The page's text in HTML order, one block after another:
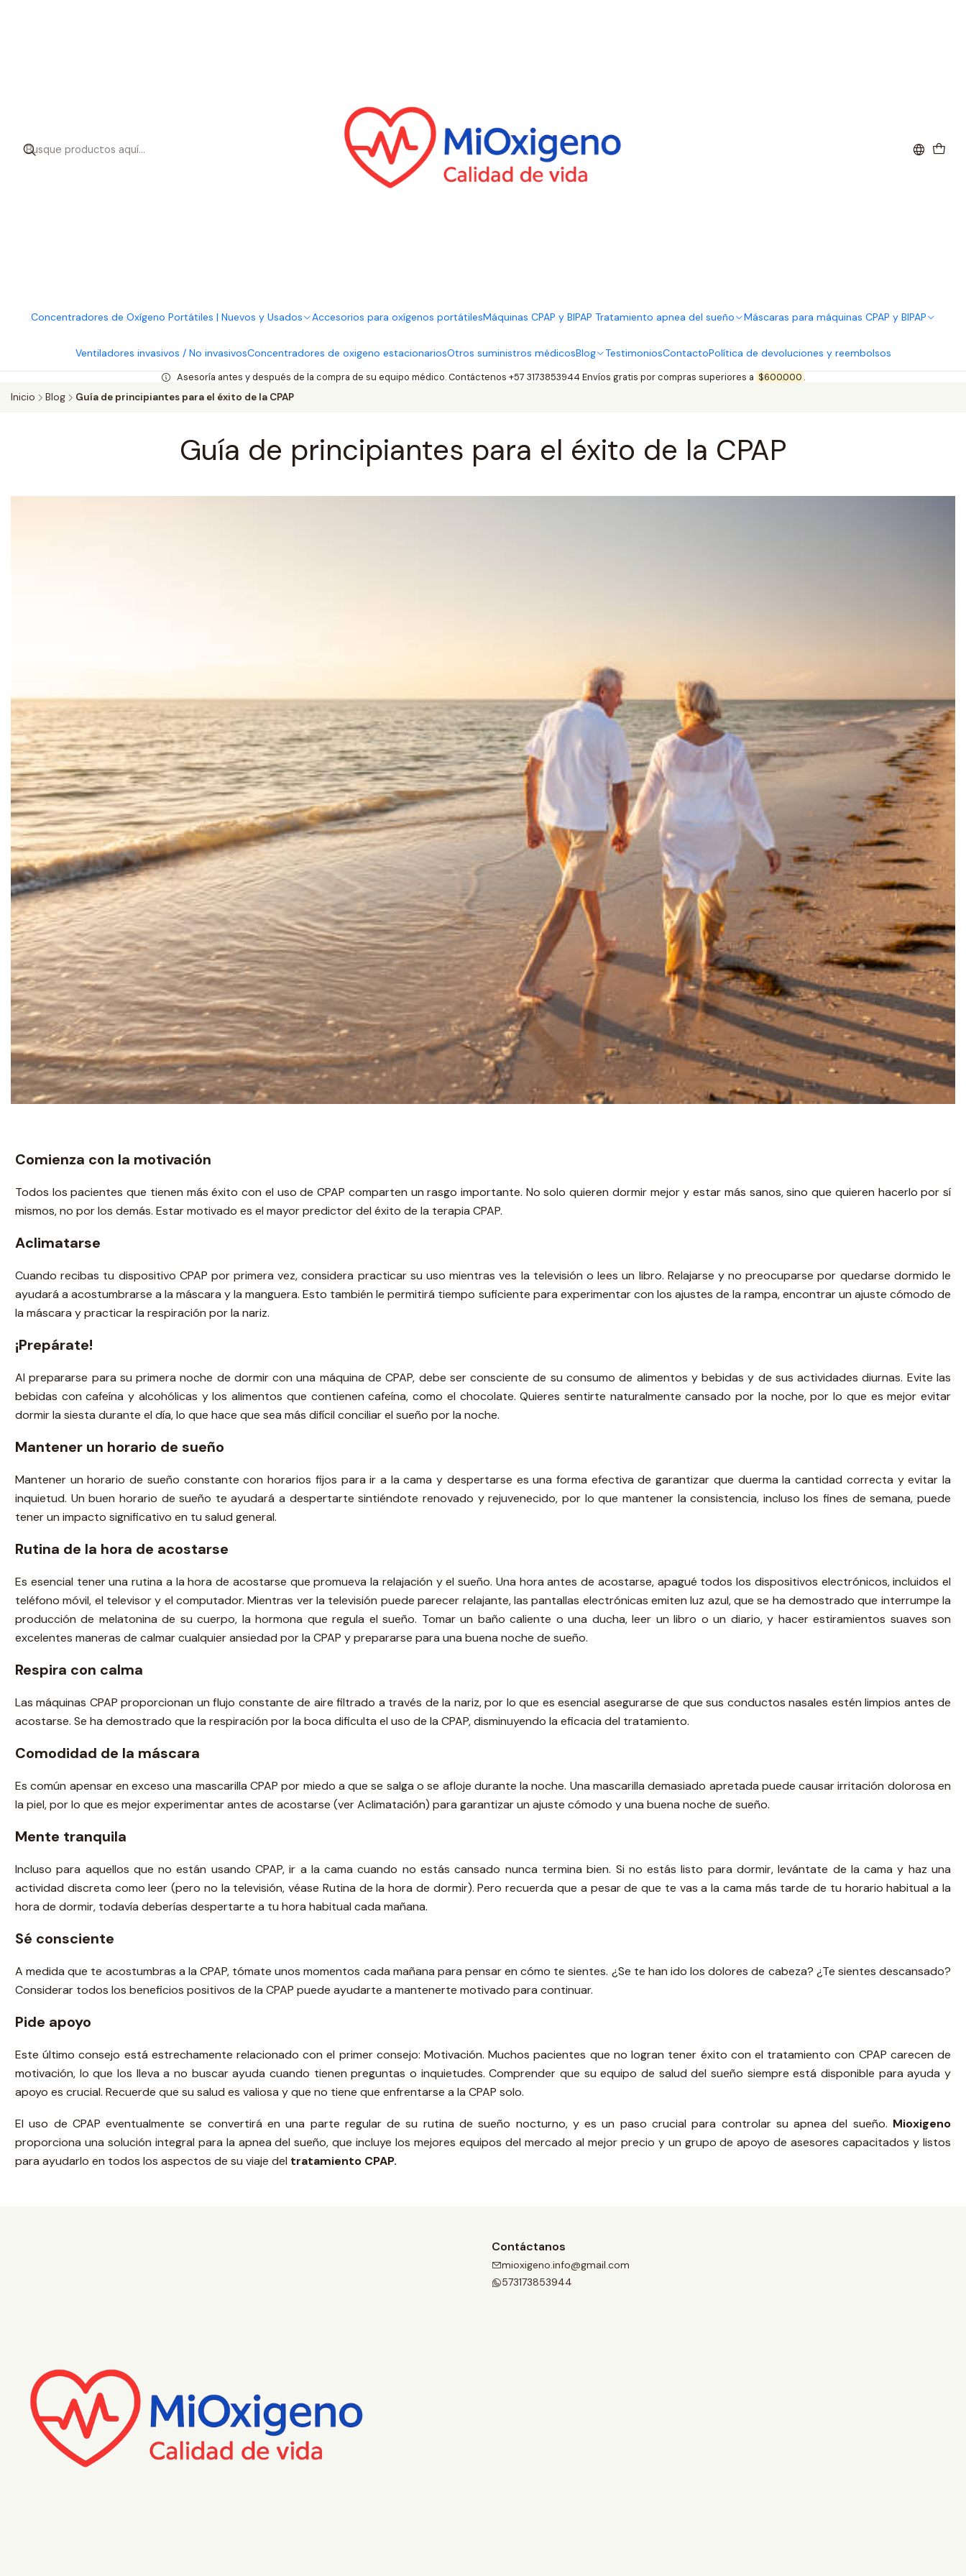
Concentradores de Oxígeno Portátiles | Nuevos y Usados Accesorios para oxígenos portátilesMáquinas CPAP y BIPAP Tratamiento apnea del sueño Máscaras para máquinas CPAP y BIPAP
Ventiladores invasivos / No invasivosConcentradores de oxigeno estacionariosOtros suministros médicosBlog TestimoniosContactoPolítica de devoluciones y reembolsos
Asesoría antes y después de la compra de su equipo médico. Contáctenos +57 3173853944 Envíos gratis por compras superiores a $600.000 .
Inicio
Blog Guía de principiantes para el éxito de la CPAP
Guía de principiantes para el éxito de la CPAP
Comienza con la motivación
Todos los pacientes que tienen más éxito con el uso de CPAP comparten un rasgo importante. No solo quieren dormir mejor y estar más sanos, sino que quieren hacerlo por sí
mismos, no por los demás. Estar motivado es el mayor predictor del éxito de la terapia CPAP.
Aclimatarse
Cuando recibas tu dispositivo CPAP por primera vez, considera practicar su uso mientras ves la televisión o lees un libro. Relajarse y no preocuparse por quedarse dormido le
ayudará a acostumbrarse a la máscara y la manguera. Esto también le permitirá tiempo suficiente para experimentar con los ajustes de la rampa, encontrar un ajuste cómodo de
la máscara y practicar la respiración por la nariz.
¡Prepárate!
Al prepararse para su primera noche de dormir con una máquina de CPAP, debe ser consciente de su consumo de alimentos y bebidas y de sus actividades diurnas. Evite las
bebidas con cafeína y alcohólicas y los alimentos que contienen cafeína, como el chocolate. Quieres sentirte naturalmente cansado por la noche, por lo que es mejor evitar
dormir la siesta durante el día, lo que hace que sea más difícil conciliar el sueño por la noche.
Mantener un horario de sueño
Mantener un horario de sueño constante con horarios fijos para ir a la cama y despertarse es una forma efectiva de garantizar que duerma la cantidad correcta y evitar la
inquietud. Un buen horario de sueño te ayudará a despertarte sintiéndote renovado y rejuvenecido, por lo que mantener la consistencia, incluso los fines de semana, puede
tener un impacto significativo en tu salud general.
Rutina de la hora de acostarse
Es esencial tener una rutina a la hora de acostarse que promueva la relajación y el sueño. Una hora antes de acostarse, apagué todos los dispositivos electrónicos, incluidos el
teléfono móvil, el televisor y el computador. Mientras ver la televisión puede parecer relajante, las pantallas electrónicas emiten luz azul, que se ha demostrado que interrumpe la
producción de melatonina de su cuerpo, la hormona que regula el sueño. Tomar un baño caliente o una ducha, leer un libro o un diario, y hacer estiramientos suaves son
excelentes maneras de calmar cualquier ansiedad por la CPAP y prepararse para una buena noche de sueño.
Respira con calma
Las máquinas CPAP proporcionan un flujo constante de aire filtrado a través de la nariz, por lo que es esencial asegurarse de que sus conductos nasales estén limpios antes de
acostarse. Se ha demostrado que la respiración por la boca dificulta el uso de la CPAP, disminuyendo la eficacia del tratamiento.
Comodidad de la máscara
Es común apensar en exceso una mascarilla CPAP por miedo a que se salga o se afloje durante la noche. Una mascarilla demasiado apretada puede causar irritación dolorosa en
la piel, por lo que es mejor experimentar antes de acostarse (ver Aclimatación) para garantizar un ajuste cómodo y una buena noche de sueño.
Mente tranquila
Incluso para aquellos que no están usando CPAP, ir a la cama cuando no estás cansado nunca termina bien. Si no estás listo para dormir, levántate de la cama y haz una
actividad discreta como leer (pero no la televisión, véase Rutina de la hora de dormir). Pero recuerda que a pesar de que te vas a la cama más tarde de tu horario habitual a la
hora de dormir, todavía deberías despertarte a tu hora habitual cada mañana.
Sé consciente
A medida que te acostumbras a la CPAP, tómate unos momentos cada mañana para pensar en cómo te sientes. ¿Se te han ido los dolores de cabeza? ¿Te sientes descansado?
Considerar todos los beneficios positivos de la CPAP puede ayudarte a mantenerte motivado para continuar.
Pide apoyo
Este último consejo está estrechamente relacionado con el primer consejo: Motivación. Muchos pacientes que no logran tener éxito con el tratamiento con CPAP carecen de
motivación, lo que los lleva a no buscar ayuda cuando tienen preguntas o inquietudes. Comprender que su equipo de salud del sueño siempre está disponible para ayuda y
apoyo es crucial. Recuerde que su salud es valiosa y que no tiene que enfrentarse a la CPAP solo.
El uso de CPAP eventualmente se convertirá en una parte regular de su rutina de sueño nocturno, y es un paso crucial para controlar su apnea del sueño. Mioxigeno
proporciona una solución integral para la apnea del sueño, que incluye los mejores equipos del mercado al mejor precio y un grupo de apoyo de asesores capacitados y listos
para ayudarlo en todos los aspectos de su viaje del tratamiento CPAP.
Contáctanos
mioxigeno.info@gmail.com
573173853944